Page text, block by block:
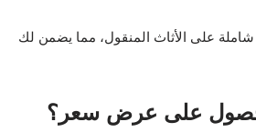
على الأثاث المنقول، مما يضمن لك
على عرض سعر؟